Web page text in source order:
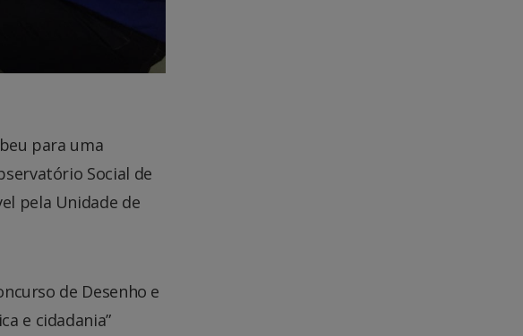
para uma
Social de
pela Unidade de
de Desenho e
e cidadania”